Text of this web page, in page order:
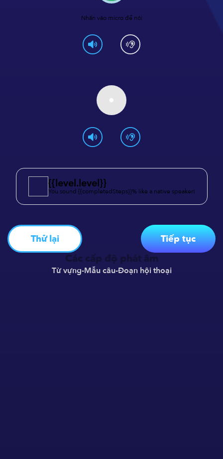
Nhấn vào micro để nói
{{level.level}}
You sound {{completedSteps}}% like a native speaker!
Thử lại Tiếp tục
Các cấp độ phát âm
Từ vựng-Mẫu câu-Đoạn hội thoại